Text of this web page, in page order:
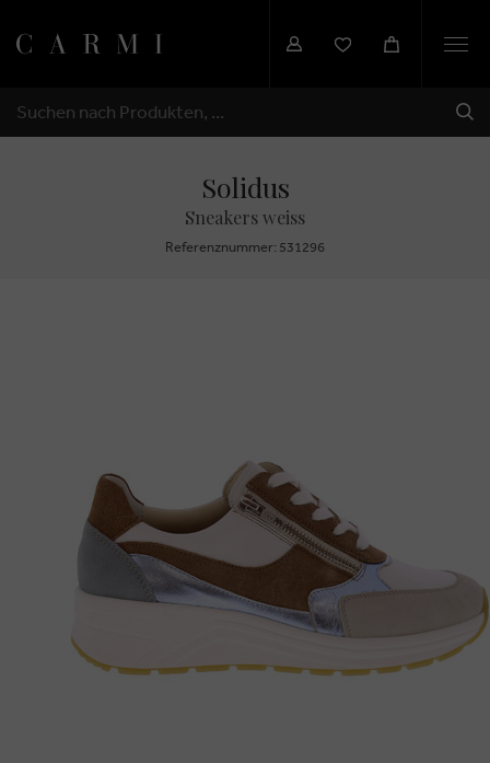
SUCHEN
Solidus
Sneakers weiss
Referenznummer: 531296